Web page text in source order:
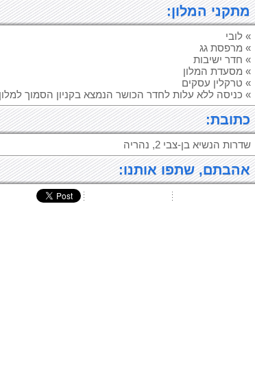
מתקני המלון:
» לובי
» מרפסת גג
» חדר ישיבות
» מסעדת המלון
» טרקלין עסקים
» כניסה ללא עלות לחדר הכושר הנמצא בקניון הסמוך למלון
כתובת:
שדרות הנשיא בן-צבי 2, נהריה
אהבתם, שתפו אותנו: